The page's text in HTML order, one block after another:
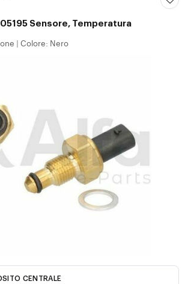
Sensore, Temperatura
Colore: Nero
CENTRALE